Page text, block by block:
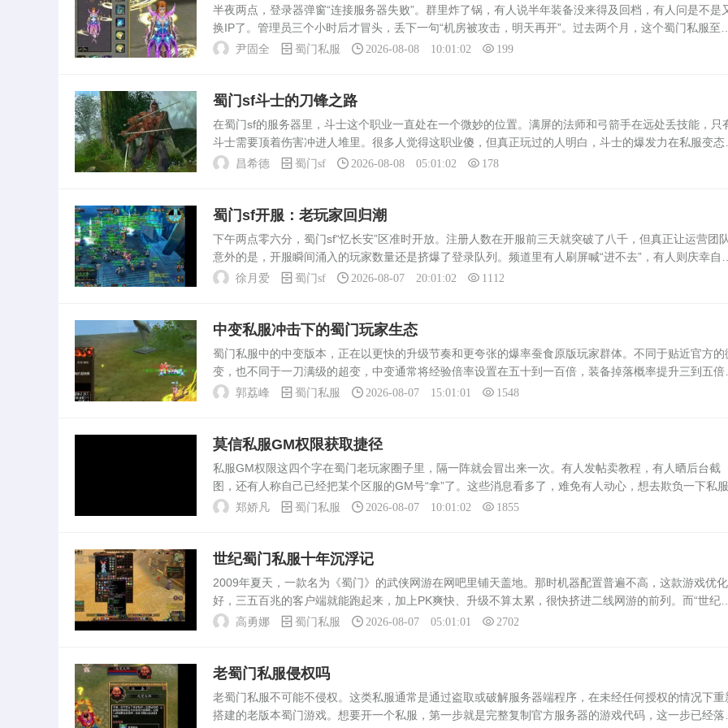
半夜两点，登录器弹窗“连接服务器失败”。群里炸了锅，有人说半年装备没来得及回档，有人问是不是
换IP了。管理员三个小时后才冒头，丢下一句“机房被攻击，明天再开”。过去两个月，这个蜀门私服至少
宕机七回，最长一次四天没上线。私服上不去，根子在于它本身就是灰色产业。架设者租的是廉价云服
尹固全 蜀门私服 2026-08-08 10:01:02 199
蜀门sf斗士的刀锋之路
在蜀门sf的服务器里，斗士这个职业一直处在一个微妙的位置。满屏的法师和弓箭手在远处丢技能，只
斗士需要顶着伤害冲进人堆里。很多人觉得这职业傻，但真正玩过的人明白，斗士的爆发力在私服变态
备的加持下，往往能瞬间改变战局。先说说装备。私服里斗士最核心的属性是暴击和爆伤。一套+13以上
昌希德 蜀门sf 2026-08-08 05:01:02 178
蜀门sf开服：老玩家回归潮
下午两点零六分，蜀门sf“忆长安”区准时开放。注册人数在开服前三天就突破了八千，但真正让运营团队
意外的是，开服瞬间涌入的玩家数量还是挤爆了登录队列。频道里有人刷屏喊“进不去”，有人则庆幸自己
提前半小时挂在了登录界面。服务器里，成都城门口早已密密麻麻站满了拿新手剑的玩家，木桩旁刷出
徐月爱 蜀门sf 2026-08-07 20:01:02 1112
中变私服冲击下的蜀门玩家生态
蜀门私服中的中变版本，正在以更快的升级节奏和更夸张的爆率蚕食原版玩家群体。不同于贴近官方的
变，也不同于一刀满级的超变，中变通常将经验倍率设置在五十到一百倍，装备掉落概率提升三到五倍
宝石强化成功率也大幅上调。这样的数值设计看似只是加速，却从根本上改变蜀门的游戏逻辑。在官方
郭荔峰 蜀门私服 2026-08-07 15:01:01 1548
莫信私服GM权限获取捷径
私服GM权限这四个字在蜀门老玩家圈子里，隔一阵就会冒出来一次。有人发帖卖教程，有人晒后台截
图，还有人称自己已经把某个区服的GM号“拿”了。这些消息看多了，难免有人动心，想去欺负一下私服
给自己刷点装备或者变态属性。但冷静下来看，所谓获取GM权限的路子，十有八九是骗局，剩下那一
郑娇凡 蜀门私服 2026-08-07 10:01:02 1855
世纪蜀门私服十年沉浮记
2009年夏天，一款名为《蜀门》的武侠网游在网吧里铺天盖地。那时机器配置普遍不高，这款游戏优
好，三五百兆的客户端就能跑起来，加上PK爽快、升级不算太累，很快挤进二线网游的前列。而“世纪蜀
门私服”这个名字，就是在那之后两三年冒出来的。它没有官方授权，没有正规运营团队，只是一群老玩
高勇娜 蜀门私服 2026-08-07 05:01:01 2702
老蜀门私服侵权吗
老蜀门私服不可能不侵权。这类私服通常是通过盗取或破解服务器端程序，在未经任何授权的情况下重
搭建的老版本蜀门游戏。想要开一个私服，第一步就是完整复制官方服务器的游戏代码，这一步已经落